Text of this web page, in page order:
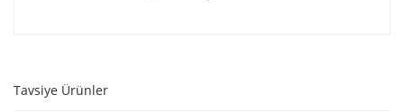
Tavsiye Ürünler